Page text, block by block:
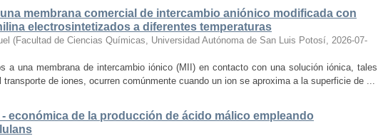
membrana comercial de intercambio aniónico modificada con
electrosintetizados a diferentes temperaturas
(Facultad de Ciencias Químicas, Universidad Autónoma de San Luis Potosí, 2026-07-
a una membrana de intercambio iónico (MII) en contacto con una solución iónica, tales
de iones, ocurren comúnmente cuando un ion se aproxima a la superficie de ...
económica de la producción de ácido málico empleando